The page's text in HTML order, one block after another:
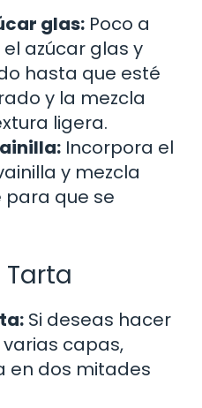
glas: Poco a
azúcar glas y
hasta que esté
y la mezcla
ligera.
Incorpora el
y mezcla
que se
Si deseas hacer
capas,
en dos mitades